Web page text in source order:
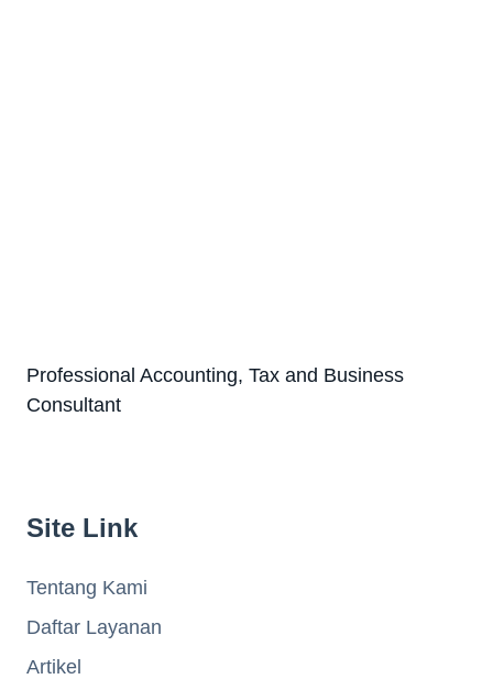
Professional Accounting, Tax and Business
Consultant
Site Link
Tentang Kami
Daftar Layanan
Artikel